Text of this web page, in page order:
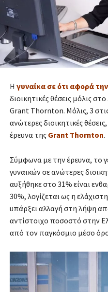
Η γυναίκα σε ότι αφορά
διοικητικές θέσεις μόλις
Grant Thornton. Μόλις, 3
ανώτερες διοικητικές
έρευνα της Grant Thornton.
Σύμφωνα με την έρευνα, το
γυναικών σε ανώτερες
αυξήθηκε στο 31% είναι
30%, λογίζεται ως η
υπάρξει αλλαγή στη λήψη
αντίστοιχο ποσοστό στην
από τον παγκόσμιο μέσο